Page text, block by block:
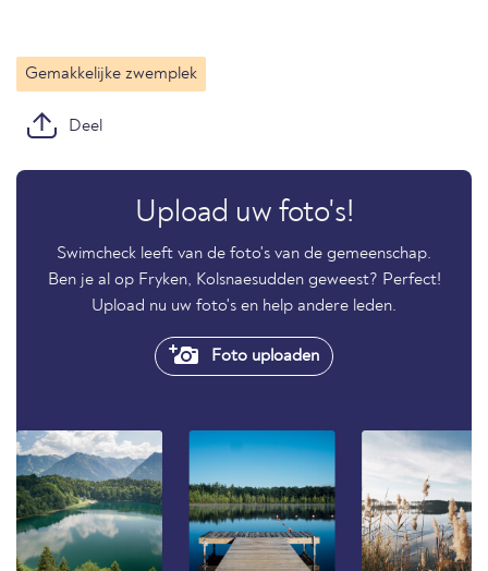
Gemakkelijke zwemplek
Deel
Upload uw foto's!
Swimcheck leeft van de foto's van de gemeenschap.
Ben je al op Fryken, Kolsnaesudden geweest? Perfect!
Upload nu uw foto's en help andere leden.
Foto uploaden